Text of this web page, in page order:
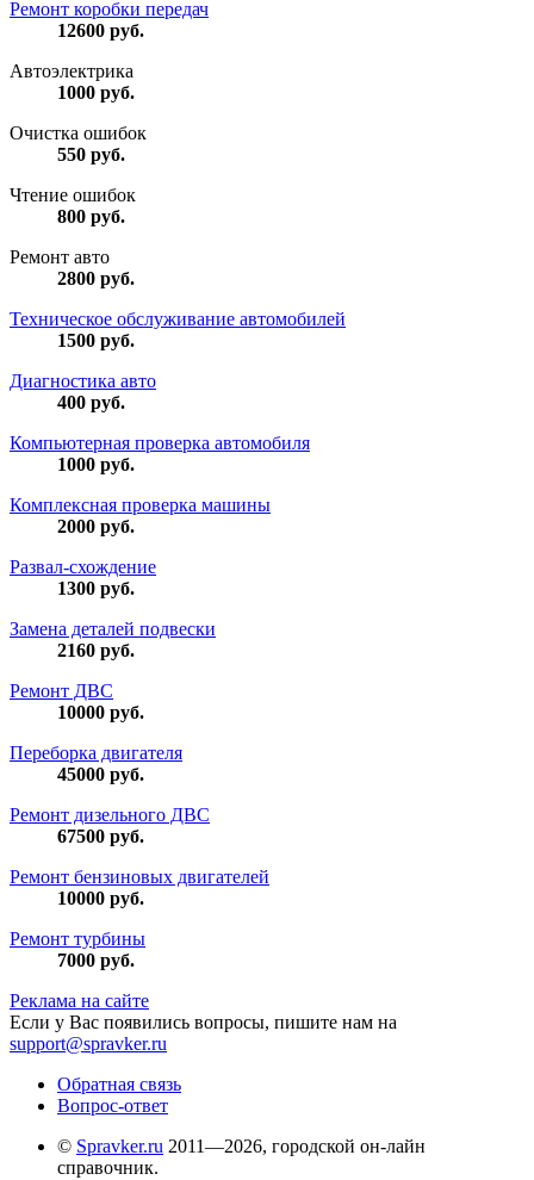
Ремонт коробки передач
12600 руб.
Автоэлектрика
1000 руб.
Очистка ошибок
550 руб.
Чтение ошибок
800 руб.
Ремонт авто
2800 руб.
Техническое обслуживание автомобилей
1500 руб.
Диагностика авто
400 руб.
Компьютерная проверка автомобиля
1000 руб.
Комплексная проверка машины
2000 руб.
Развал-схождение
1300 руб.
Замена деталей подвески
2160 руб.
Ремонт ДВС
10000 руб.
Переборка двигателя
45000 руб.
Ремонт дизельного ДВС
67500 руб.
Ремонт бензиновых двигателей
10000 руб.
Ремонт турбины
7000 руб.
Реклама на сайте
Если у Вас появились вопросы, пишите нам на
support@spravker.ru
Обратная связь
Вопрос-ответ
© Spravker.ru 2011—2026, городской он-лайн
справочник.